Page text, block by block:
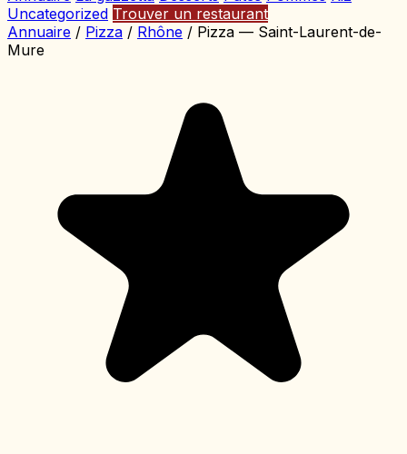
Uncategorized Trouver un restaurant
Annuaire / Pizza / Rhône / Pizza — Saint-Laurent-de-
Mure